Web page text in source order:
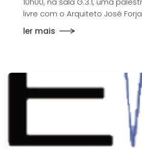
livre com o Arquiteto José
ler mais